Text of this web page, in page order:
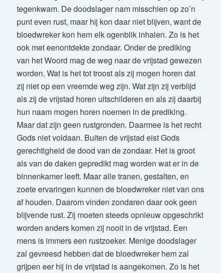
tegenkwam. De doodslager nam misschien op zo’n
punt even rust, maar hij kon daar niet blijven, want de
bloedwreker kon hem elk ogenblik inhalen. Zo is het
ook met eenontdekte zondaar. Onder de prediking
van het Woord mag de weg naar de vrijstad gewezen
worden. Wat is het tot troost als zij mogen horen dat
zij niet op een vreemde weg zijn. Wat zijn zij verblijd
als zij de vrijstad horen uitschilderen en als zij daarbij
hun naam mogen horen noemen in de prediking.
Maar dat zijn geen rustgronden. Daarmee is het recht
Gods niet voldaan. Buiten de vrijstad eist Gods
gerechtigheid de dood van de zondaar. Het is groot
als van de daken gepredikt mag worden wat er in de
binnenkamer leeft. Maar alle tranen, gestalten, en
zoete ervaringen kunnen de bloedwreker niet van ons
af houden. Daarom vinden zondaren daar ook geen
blijvende rust. Zij moeten steeds opnieuw opgeschrikt
worden anders komen zij nooit in de vrijstad. Een
mens is immers een rustzoeker. Menige doodslager
zal gevreesd hebben dat de bloedwreker hem zal
grijpen eer hij in de vrijstad is aangekomen. Zo is het